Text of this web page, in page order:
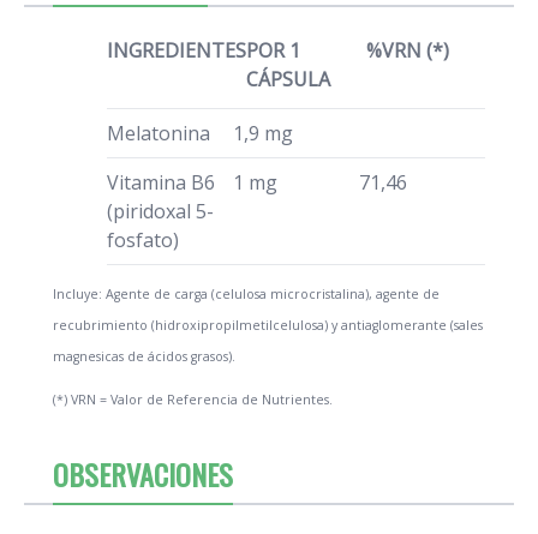
INGREDIENTESPOR 1
CÁPSULA
%VRN (*)
Melatonina
1,9 mg
Vitamina B6
(piridoxal 5-
fosfato)
1 mg 71,46
Incluye: Agente de carga (celulosa microcristalina), agente de
recubrimiento (hidroxipropilmetilcelulosa) y antiaglomerante (sales
magnesicas de ácidos grasos).
(*) VRN = Valor de Referencia de Nutrientes.
OBSERVACIONES